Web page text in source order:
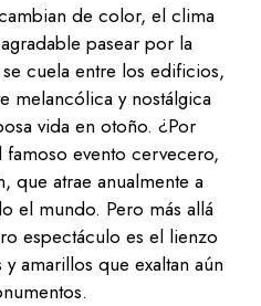
de color, el clima
pasear por la
cuela entre los edificios,
melancólica y nostálgica
vida en otoño. ¿Por
evento cervecero,
que atrae anualmente a
el mundo. Pero más allá
espectáculo es el lienzo
amarillos que exaltan aún